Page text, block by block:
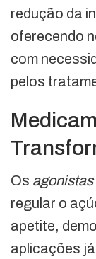
redução da
oferecendo
com
pelos
Os
regular o
apetite,
aplicações